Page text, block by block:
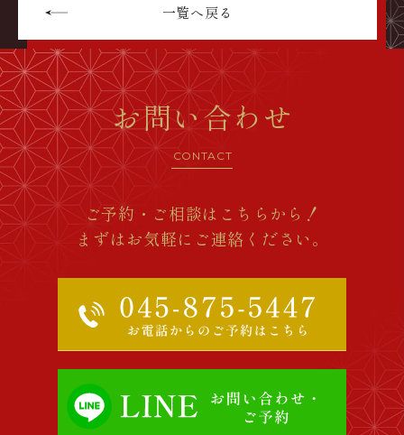
一覧へ戻る
お問い合わせ
CONTACT
ご予約・ご相談はこちらから！
まずはお気軽にご連絡ください。